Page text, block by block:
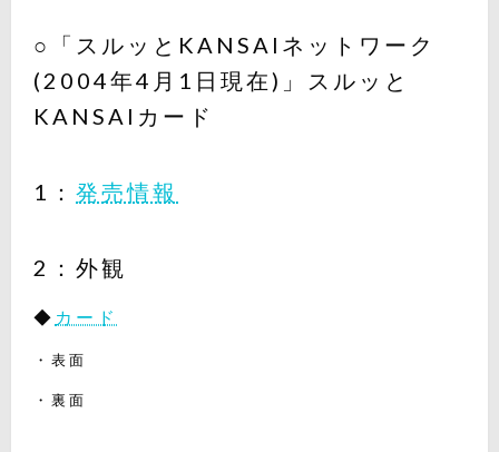
○「スルッとKANSAIネットワーク
(2004年4月1日現在)」スルッと
KANSAIカード
1： 発売情報
2：外観
◆ カード
・表面
・裏面